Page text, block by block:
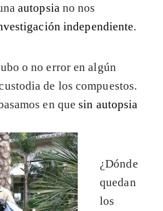
autopsia no nos
independiente.
o no error en algún
de los compuestos.
en quesin autopsia
¿Dónde
quedan
los